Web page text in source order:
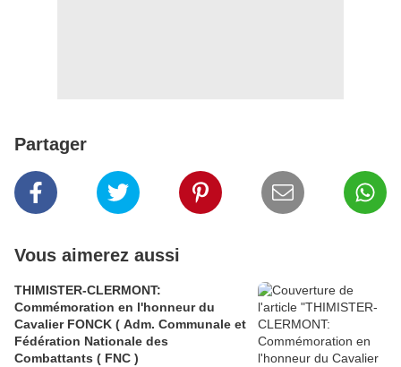
Partager
Vous aimerez aussi
THIMISTER-CLERMONT:
Commémoration en l'honneur du
Cavalier FONCK ( Adm. Communale et
Fédération Nationale des
Combattants ( FNC )